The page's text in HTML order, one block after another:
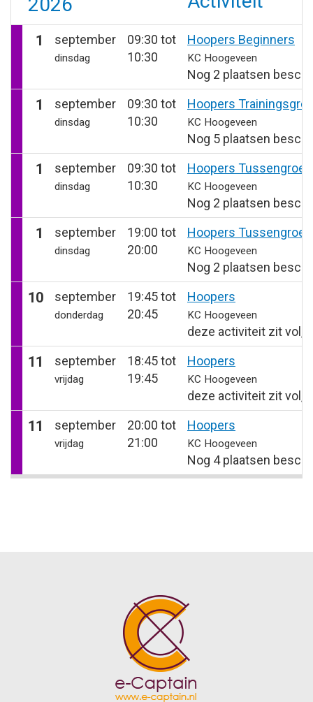
1 september
dinsdag
09:30 tot
10:30
Hoopers Beginners
KC Hoogeveen
Nog 2 plaatsen
1 september
dinsdag
09:30 tot
10:30
Hoopers
KC Hoogeveen
Nog 5 plaatsen
1 september
dinsdag
09:30 tot
10:30
Hoopers Tussengroep
KC Hoogeveen
Nog 2 plaatsen
1 september
dinsdag
19:00 tot
20:00
Hoopers Tussengroep
KC Hoogeveen
Nog 2 plaatsen
10 september
donderdag
19:45 tot
20:45
Hoopers
KC Hoogeveen
deze activiteit zit vol,
11 september
vrijdag
18:45 tot
19:45
Hoopers
KC Hoogeveen
deze activiteit zit vol,
11 september
vrijdag
20:00 tot
21:00
Hoopers
KC Hoogeveen
Nog 4 plaatsen